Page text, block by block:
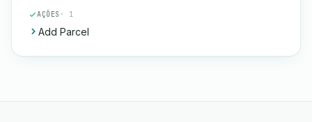
AÇÕES · 1
Add Parcel